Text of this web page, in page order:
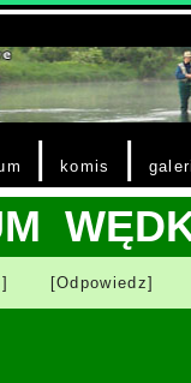
| komis |
[Odpowiedz]